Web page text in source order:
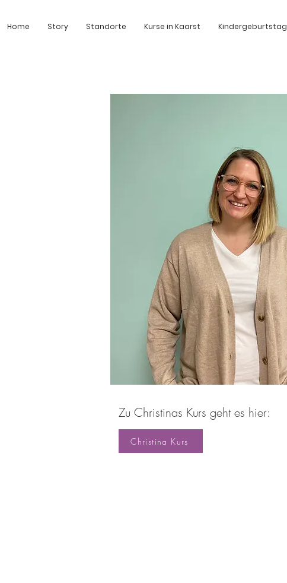
Home Story Standorte Kurse in Kaarst Kindergeburtstag
Christina Kurs
Zu Christinas Kurs geht es hier: